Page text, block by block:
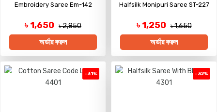
Embroidery Saree Em-142
৳ 1,650 ৳ 2,850
অর্ডার করুন
Halfsilk Monipuri Saree ST-227
৳ 1,250 ৳ 1,650
অর্ডার করুন
-31% -32%